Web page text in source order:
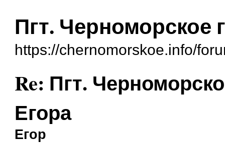
Пгт. Черноморское
https://chernomorskoe.info/
Re: Пгт.
Егора
Егор